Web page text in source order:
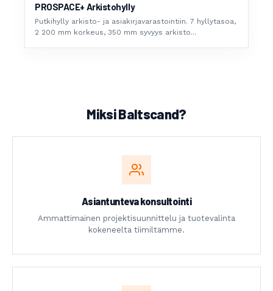
PROSPACE+ Arkistohylly
Putkihylly arkisto- ja asiakirjavarastointiin. 7 hyllytasoa,
2 200 mm korkeus, 350 mm syvyys arkisto...
Miksi Baltscand?
Asiantunteva konsultointi
Ammattimainen projektisuunnittelu ja tuotevalinta
kokeneelta tiimiltämme.